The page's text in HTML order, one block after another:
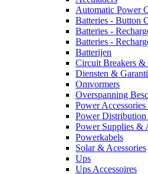
Automatic Power
Batteries - Button
Batteries -
Batteries -
Batterijen
Circuit Breakers &
Diensten &
Omvormers
Overspanning
Power
Power
Power Supplies &
Powerkabels
Solar & Acessories
Ups
Ups Accessoires